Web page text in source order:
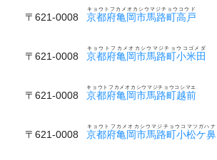
〒621-0008 京都府亀岡市馬路町高戸
キョウトフカメオカシウマジチョウコウド
〒621-0008 京都府亀岡市馬路町小米田
キョウトフカメオカシウマジチョウコゴメダ
〒621-0008 京都府亀岡市馬路町越前
キョウトフカメオカシウマジチョウコシマエ
〒621-0008 京都府亀岡市馬路町小松ケ鼻
キョウトフカメオカシウマジチョウコマツガハナ